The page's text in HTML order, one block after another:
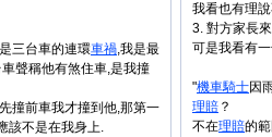
我看也有理
3. 對方家長
可是我看有
"機車騎士因
理賠 ？
不在理賠的
三台車的連環車禍,我是最
車聲稱他有煞住車,是我撞
撞前車我才撞到他,那第一
該不是在我身上.